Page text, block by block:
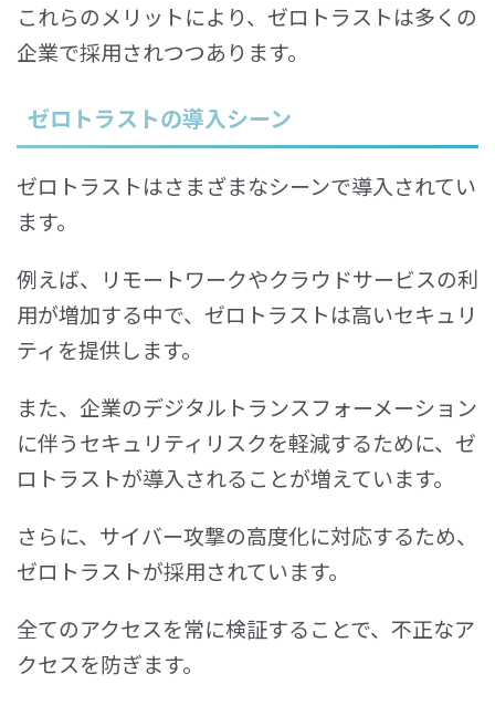
これらのメリットにより、ゼロトラストは多くの
企業で採用されつつあります。
ゼロトラストの導入シーン
ゼロトラストはさまざまなシーンで導入されてい
ます。
例えば、リモートワークやクラウドサービスの利
用が増加する中で、ゼロトラストは高いセキュリ
ティを提供します。
また、企業のデジタルトランスフォーメーション
に伴うセキュリティリスクを軽減するために、ゼ
ロトラストが導入されることが増えています。
さらに、サイバー攻撃の高度化に対応するため、
ゼロトラストが採用されています。
全てのアクセスを常に検証することで、不正なア
クセスを防ぎます。